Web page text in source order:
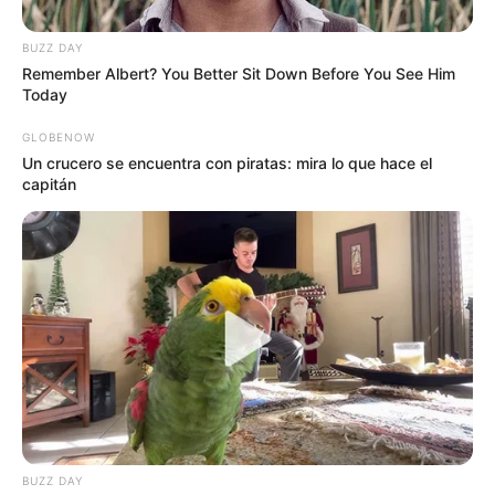
Ver también:Hombre murió tras ataque sicarial en San
Mateo, Soacha: comunidad preocupada
BUZZ DAY
Remember Albert? You Better Sit Down Before You See Him
Today
GLOBENOW
Un crucero se encuentra con piratas: mira lo que hace el
capitán
BUZZ DAY